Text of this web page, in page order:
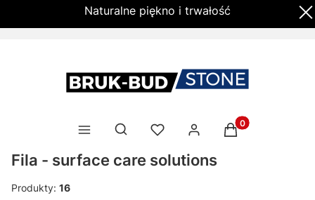
Naturalne piękno i trwałość
Otwórz wyszukiwarkę Produkty w
Fila - surface care solutions
Produkty: 16